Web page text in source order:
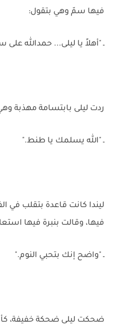
فيها سمّ وهي بتقول:
ـ "أهلاً يا ليلى... حمدالله على
ردت ليلى بابتسامة مهذبة
ـ "الله يسلمك يا طنط."
ليندا كانت قاعدة بتقلب في
فيها، وقالت بنبرة فيها
ـ "واضح إنك بتحبي النوم."
ضحكت ليلى ضحكة خفيفة،